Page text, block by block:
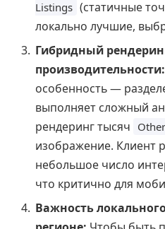
Listings (статичные
локально лучшие,
Гибридный
производительности:
особенность —
выполняет сложный
рендеринг тысяч
изображение. Клиент
небольшое число
что критично для
Важность